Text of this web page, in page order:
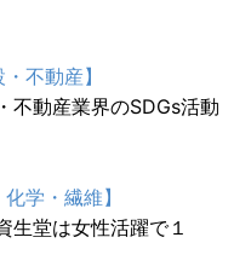
不動産】
動産業界のSDGs活動
学・繊維】
堂は女性活躍で１